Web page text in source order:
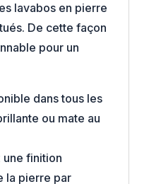
lavabos en pierre
De cette façon
pour un
dans tous les
ou mate au
finition
la pierre par